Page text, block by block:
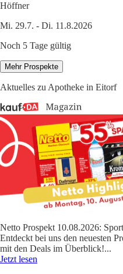
Höffner
Mi. 29.7. - Di. 11.8.2026
Noch 5 Tage gültig
Mehr Prospekte
Aktuelles zu Apotheke in Eitorf
Netto Prospekt 10.08.2026:
Entdeckt bei uns den neuesten
mit den Deals im Überblick!...
Jetzt lesen